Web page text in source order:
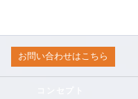
お問い合わせはこちら